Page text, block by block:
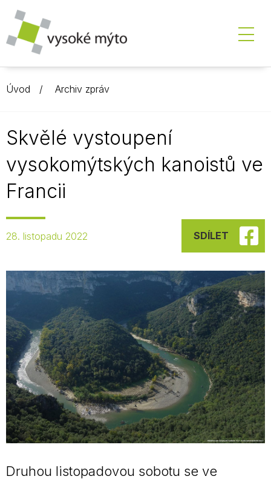
Úvod Archiv zpráv
Skvělé vystoupení
vysokomýtských kanoistů ve
Francii
28. listopadu 2022 SDÍLET
Druhou listopadovou sobotu se ve